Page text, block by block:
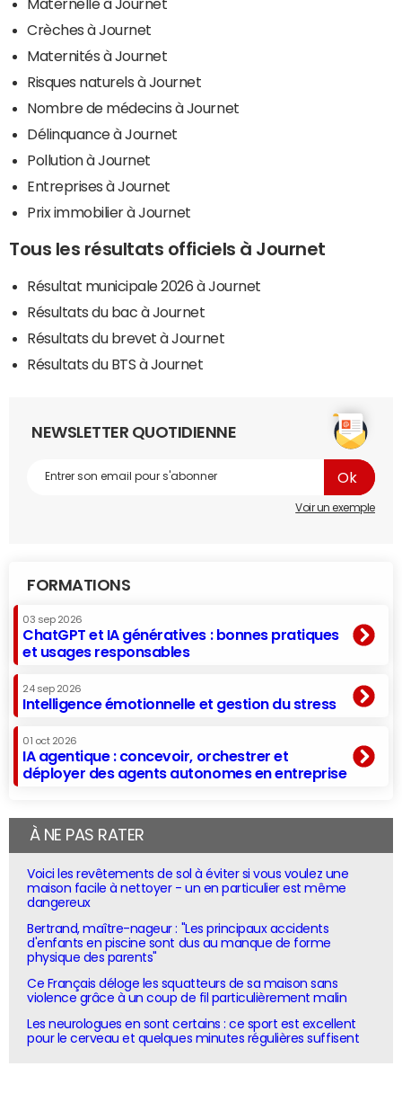
Maternelle à Journet
Crèches à Journet
Maternités à Journet
Risques naturels à Journet
Nombre de médecins à Journet
Délinquance à Journet
Pollution à Journet
Entreprises à Journet
Prix immobilier à Journet
Tous les résultats officiels à Journet
Résultat municipale 2026 à Journet
Résultats du bac à Journet
Résultats du brevet à Journet
Résultats du BTS à Journet
NEWSLETTER QUOTIDIENNE
Voir un exemple
FORMATIONS
03 sep 2026
ChatGPT et IA génératives : bonnes pratiques
et usages responsables
24 sep 2026
Intelligence émotionnelle et gestion du stress
01 oct 2026
IA agentique : concevoir, orchestrer et
déployer des agents autonomes en entreprise
À NE PAS RATER
Voici les revêtements de sol à éviter si vous voulez une
maison facile à nettoyer - un en particulier est même
dangereux
Bertrand, maître-nageur : "Les principaux accidents
d'enfants en piscine sont dus au manque de forme
physique des parents"
Ce Français déloge les squatteurs de sa maison sans
violence grâce à un coup de fil particulièrement malin
Les neurologues en sont certains : ce sport est excellent
pour le cerveau et quelques minutes régulières suffisent